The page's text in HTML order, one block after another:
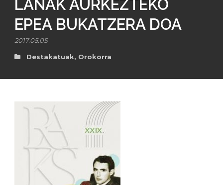
LANAK AURKEZTEKO
EPEA BUKATZERA DOA
2017.05.05
Destakatuak, Orokorra